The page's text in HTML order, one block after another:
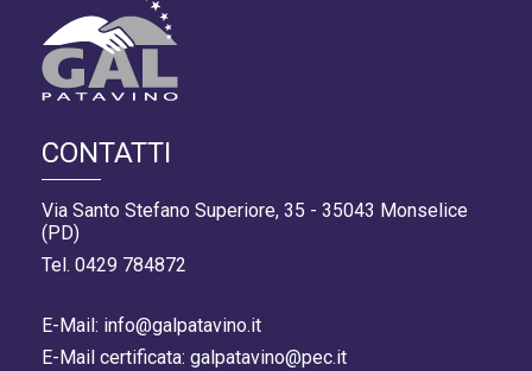
CONTATTI
Via Santo Stefano Superiore, 35 - 35043 Monselice
(PD)
Tel. 0429 784872
E-Mail: info@galpatavino.it
E-Mail certificata: galpatavino@pec.it